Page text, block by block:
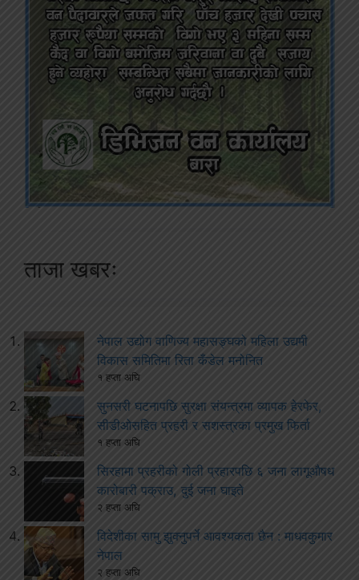
ताजा खबरः
नेपाल उद्योग वाणिज्य महासङ्घको महिला उद्यमी
विकास समितिमा रिता कँडेल मनोनित
१ हप्ता अघि
सुनसरी घटनापछि सुरक्षा संयन्त्रमा व्यापक हेरफेर,
सीडीओसहित प्रहरी र सशस्त्रका प्रमुख फिर्ता
१ हप्ता अघि
सिरहामा प्रहरीको गोली प्रहारपछि ६ जना लागूऔषध
कारोबारी पक्राउ, दुई जना घाइते
२ हप्ता अघि
विदेशीका सामु झुक्नुपर्ने आवश्यकता छैन : माधवकुमार
नेपाल
२ हप्ता अघि